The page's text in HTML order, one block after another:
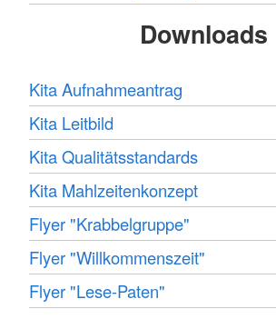
Downloads
Kita Aufnahmeantrag
Kita Leitbild
Kita Qualitätsstandards
Kita Mahlzeitenkonzept
Flyer "Krabbelgruppe"
Flyer "Willkommenszeit"
Flyer "Lese-Paten"